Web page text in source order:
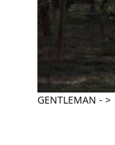
GENTLEMAN -